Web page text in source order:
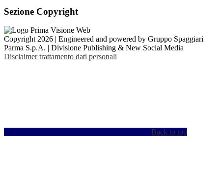
Sezione Copyright
Copyright 2026 | Engineered and powered by Gruppo Spaggiari
Parma S.p.A. | Divisione Publishing & New Social Media
Disclaimer trattamento dati personali
Back to top